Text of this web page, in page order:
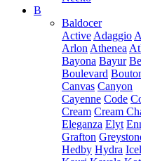
B
Baldocer
Active Adaggio
Arlon Athenea
Bayona Bayur
Boulevard
Canvas Canyon
Cayenne Code
Cream Cream
Eleganza Elyt
Grafton
Hedby Hydra